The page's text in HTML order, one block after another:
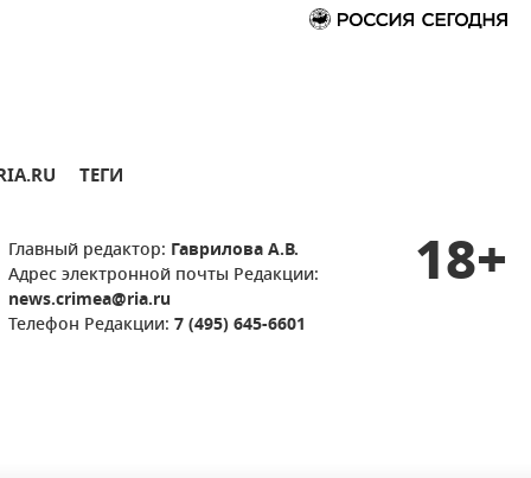
ТЕГИ
Главный редактор: Гаврилова А.В.
Адрес электронной почты Редакции:
news.crimea@ria.ru
Телефон Редакции: 7 (495) 645-6601
18+